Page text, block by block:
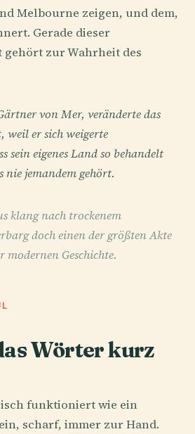
Melbourne zeigen, und dem,
Gerade dieser
zur Wahrheit des
von Mer, veränderte das
weil er sich weigerte
sein eigenes Land so behandelt
nie jemandem gehört.
klang nach trockenem
doch einen der größten Akte
Geschichte.
Wörter kurz
funktioniert wie ein
scharf, immer zur Hand.